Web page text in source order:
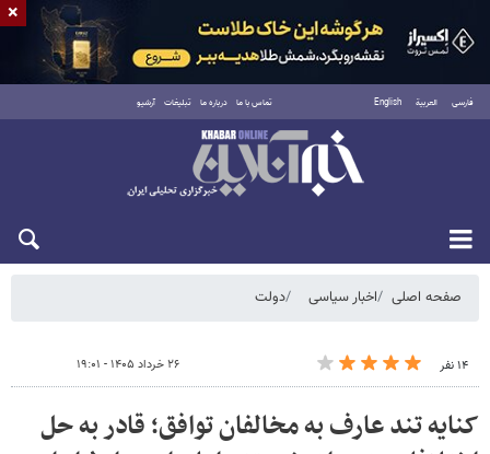
فارسی العربية English تماس با ما درباره ما تبلیغات آرشیو
شنبه ۱۷ مرداد ۱۴۰۵
صفحه اصلی اخبار سیاسی دولت
۱۴ نفر ۲۶ خرداد ۱۴۰۵ - ۱۹:۰۱
کنایه تند عارف به مخالفان توافق؛ قادر به حل
×